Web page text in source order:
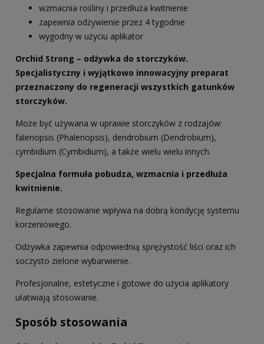
wzmacnia rośliny i przedłuża kwitnienie
zapewnia odżywienie przez 4 tygodnie
wygodny w użyciu aplikator
Orchid Strong – odżywka do storczyków.
Specjalistyczny i wyjątkowo innowacyjny preparat
przeznaczony do regeneracji wszystkich gatunków
storczyków.
Może być używana w uprawie storczyków z rodzajów:
falenopsis (Phalenopsis), dendrobium (Dendrobium),
cymbidium (Cymbidium), a także wielu wielu innych.
Specjalna formuła pobudza, wzmacnia i przedłuża
kwitnienie.
Regularne stosowanie wpływa na dobrą kondycję systemu
korzeniowego.
Odżywka zapewnia odpowiednią sprężystość liści oraz ich
soczysto zielone wybarwienie.
Profesjonalne, estetyczne i gotowe do użycia aplikatory
ułatwiają stosowanie.
Sposób stosowania